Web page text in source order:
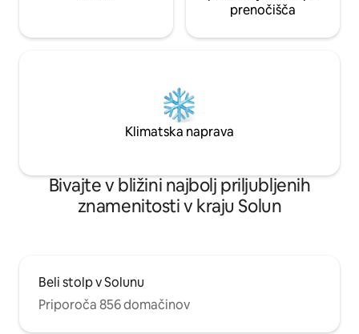
prenočišča
Klimatska naprava
Bivajte v bližini najbolj priljubljenih
znamenitosti v kraju Solun
Beli stolp v Solunu
Priporoča 856 domačinov